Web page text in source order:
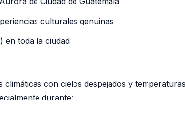
culturales genuinas
en toda la ciudad
con cielos despejados y
durante: